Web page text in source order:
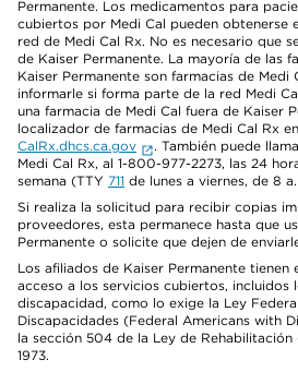
Permanente. Los medicamentos para
cubiertos por Medi Cal pueden obtenerse
red de Medi Cal Rx. No es necesario que
de Kaiser Permanente. La mayoría de las
Kaiser Permanente son farmacias de Medi
informarle si forma parte de la red Medi
una farmacia de Medi Cal fuera de Kaiser
localizador de farmacias de Medi Cal Rx
CalRx.dhcs.ca.gov
. También puede
Medi Cal Rx, al 1-800-977-2273, las 24
semana (TTY 711 de lunes a viernes, de 8
Si realiza la solicitud para recibir copias
proveedores, esta permanece hasta que
Permanente o solicite que dejen de
Los afiliados de Kaiser Permanente tienen
acceso a los servicios cubiertos, incluidos
discapacidad, como lo exige la Ley
Discapacidades (Federal Americans with
la sección 504 de la Ley de
1973.